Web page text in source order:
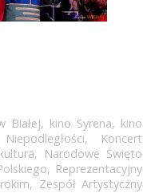
Białej, kino Syrena, kino
,
Koncert
kultura, Narodowe Święto
, Reprezentacyjny
, Zespół Artystyczny